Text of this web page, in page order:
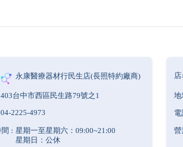
永康醫療器材行民生店(長照特約廠商)
403台中市西區民生路79號之1
04-2225-4973
星期一至星期六：09:00~21:00
星期日：公休